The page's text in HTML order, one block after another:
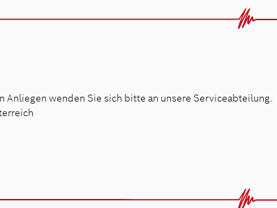
Anliegen wenden Sie sich bitte an unsere Serviceabteilung.